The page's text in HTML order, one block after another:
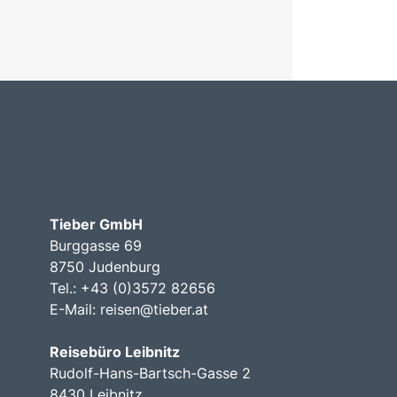
Tieber GmbH
Burggasse 69
8750 Judenburg
Tel.: +43 (0)3572 82656
E-Mail: reisen@tieber.at
Reisebüro Leibnitz
Rudolf-Hans-Bartsch-Gasse 2